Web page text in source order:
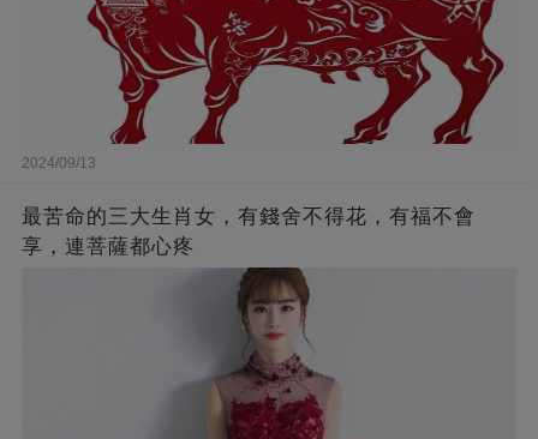
2024/09/13
最苦命的三大生肖女，有錢舍不得花，有福不會
享，連菩薩都心疼